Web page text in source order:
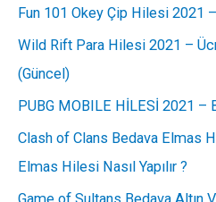
Fun 101 Okey Çip Hilesi 2021
Wild Rift Para Hilesi 2021 –
(Güncel)
PUBG MOBILE HİLESİ 2021 –
Clash of Clans Bedava Elmas
Elmas Hilesi Nasıl Yapılır ?